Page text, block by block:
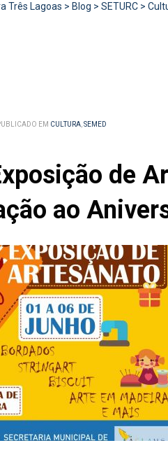
Três Lagoas > Blog > SETURC >
EM CULTURA,SEMED
de
ao